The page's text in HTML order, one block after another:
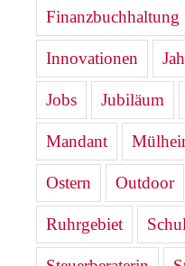
Finanzbuchhaltung
Innovationen
Jobs Jubiläum
Mandant
Ostern Outdoor
Ruhrgebiet